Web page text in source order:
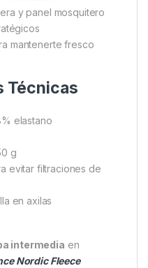
como llaves o
resistente a la
avanzada
y panel mosquitero
Técnicas